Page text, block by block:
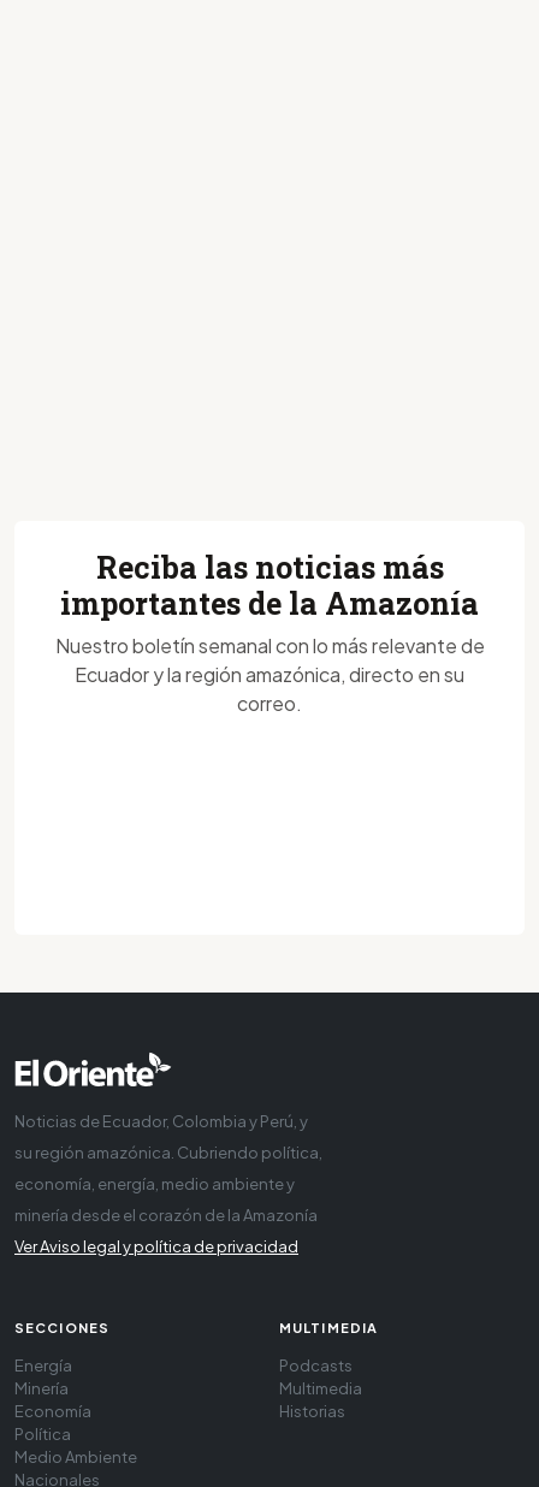
Reciba las noticias más
importantes de la Amazonía
Nuestro boletín semanal con lo más relevante de
Ecuador y la región amazónica, directo en su
correo.
Noticias de Ecuador, Colombia y Perú, y
su región amazónica. Cubriendo política,
economía, energía, medio ambiente y
minería desde el corazón de la Amazonía
Ver Aviso legal y política de privacidad
SECCIONES
Energía
Minería
Economía
Política
Medio Ambiente
Nacionales
MULTIMEDIA
Podcasts
Multimedia
Historias